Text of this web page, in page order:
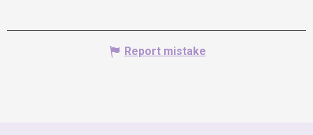
Report mistake